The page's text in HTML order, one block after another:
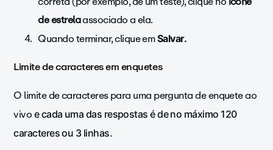
de estrelaassociado a ela.
Quando terminar, clique emSalvar.
Limite de caracteres em enquetes
O limite de caracteres para uma pergunta de enquete ao
vivo e cada uma das respostas é de no máximo 120
caracteres ou 3 linhas.